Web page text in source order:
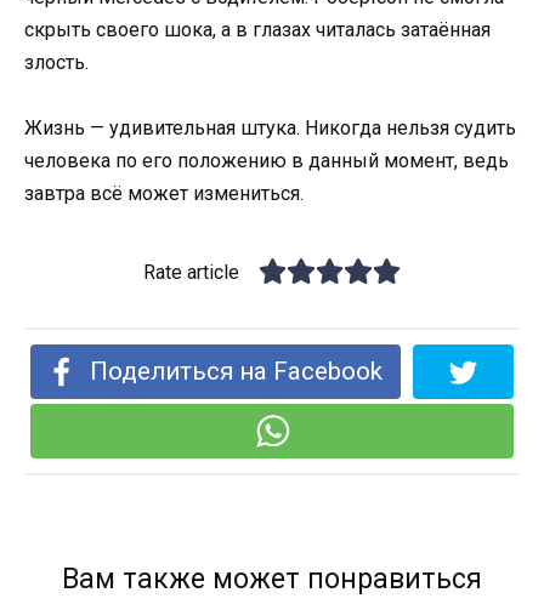
скрыть своего шока, а в глазах читалась затаённая
злость.
Жизнь — удивительная штука. Никогда нельзя судить
человека по его положению в данный момент, ведь
завтра всё может измениться.
Rate article
Поделиться на Facebook
Вам также может понравиться